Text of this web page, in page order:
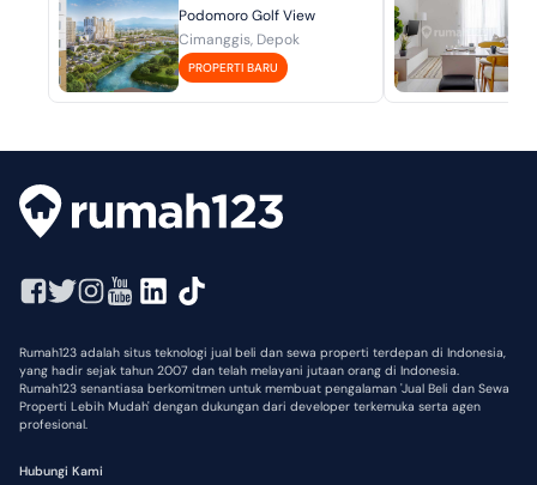
Podomoro Golf View
Cimanggis, Depok
PROPERTI BARU
Rumah123 adalah situs teknologi jual beli dan sewa properti terdepan di Indonesia,
yang hadir sejak tahun 2007 dan telah melayani jutaan orang di Indonesia.
Rumah123 senantiasa berkomitmen untuk membuat pengalaman 'Jual Beli dan Sewa
Properti Lebih Mudah' dengan dukungan dari developer terkemuka serta agen
profesional.
Hubungi Kami